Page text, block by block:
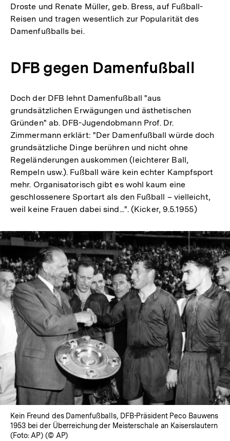
Droste und Renate Müller, geb. Bress, auf Fußball-
Reisen und tragen wesentlich zur Popularität des
Damenfußballs bei.
DFB gegen Damenfußball
Doch der DFB lehnt Damenfußball "aus
grundsätzlichen Erwägungen und ästhetischen
Gründen" ab. DFB-Jugendobmann Prof. Dr.
Zimmermann erklärt: "Der Damenfußball würde doch
grundsätzliche Dinge berühren und nicht ohne
Regeländerungen auskommen (leichterer Ball,
Rempeln usw.). Fußball wäre kein echter Kampfsport
mehr. Organisatorisch gibt es wohl kaum eine
geschlossenere Sportart als den Fußball – vielleicht,
weil keine Frauen dabei sind...". (Kicker, 9.5.1955)
In
Lightbox
öffnen
Kein Freund des Damenfußballs, DFB-Präsident Peco Bauwens
1953 bei der Überreichung der Meisterschale an Kaiserslautern
(Foto: AP) (© AP)